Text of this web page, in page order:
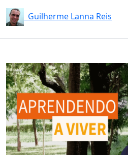
Guilherme Lanna Reis